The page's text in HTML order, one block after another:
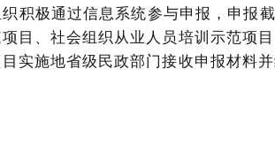
积极通过信息系统参与申报，申报
目、社会组织从业人员培训示范项
实施地省级民政部门接收申报材料